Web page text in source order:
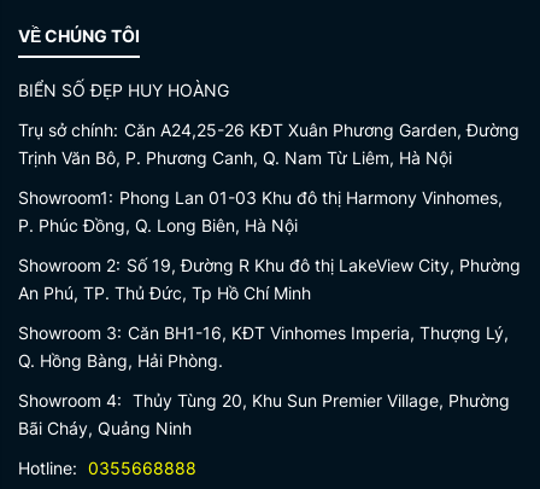
VỀ CHÚNG TÔI
BIỂN SỐ ĐẸP HUY HOÀNG
Trụ sở chính: Căn A24,25-26 KĐT Xuân Phương Garden, Đường
Trịnh Văn Bô, P. Phương Canh, Q. Nam Từ Liêm, Hà Nội
Showroom1: Phong Lan 01-03 Khu đô thị Harmony Vinhomes,
P. Phúc Đồng, Q. Long Biên, Hà Nội
Showroom 2: Số 19, Đường R Khu đô thị LakeView City, Phường
An Phú, TP. Thủ Đức, Tp Hồ Chí Minh
Showroom 3: Căn BH1-16, KĐT Vinhomes Imperia, Thượng Lý,
Q. Hồng Bàng, Hải Phòng.
Showroom 4: Thủy Tùng 20, Khu Sun Premier Village, Phường
Bãi Cháy, Quảng Ninh
Hotline: 0355668888